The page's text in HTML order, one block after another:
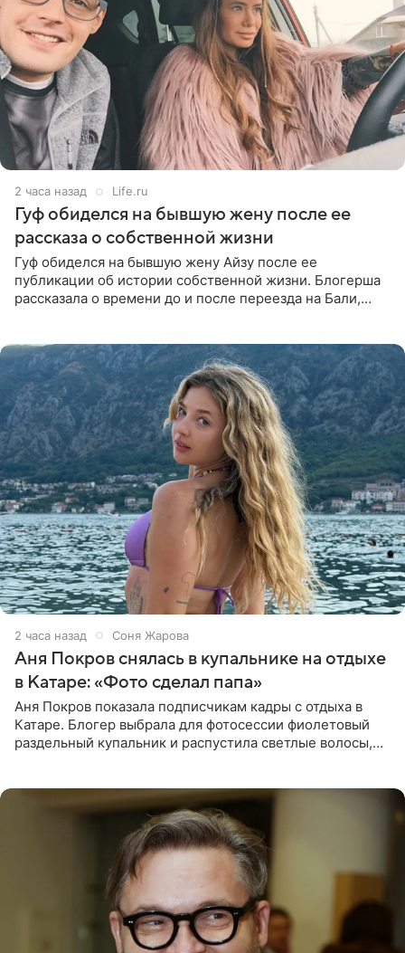
2 часа назад Life.ru
Гуф обиделся на бывшую жену после ее
рассказа о собственной жизни
Гуф обиделся на бывшую жену Айзу после ее
публикации об истории собственной жизни. Блогерша
рассказала о времени до и после переезда на Бали,
2 часа назад Соня Жарова
Аня Покров снялась в купальнике на отдыхе
в Катаре: «Фото сделал папа»
Аня Покров показала подписчикам кадры с отдыха в
Катаре. Блогер выбрала для фотосессии фиолетовый
раздельный купальник и распустила светлые волосы,